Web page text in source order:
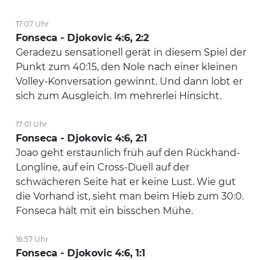
17:07 Uhr
Fonseca - Djokovic 4:6, 2:2
Geradezu sensationell gerät in diesem Spiel der
Punkt zum 40:15, den Nole nach einer kleinen
Volley-Konversation gewinnt. Und dann lobt er
sich zum Ausgleich. Im mehrerlei Hinsicht.
17:01 Uhr
Fonseca - Djokovic 4:6, 2:1
Joao geht erstaunlich früh auf den Rückhand-
Longline, auf ein Cross-Duell auf der
schwächeren Seite hat er keine Lust. Wie gut
die Vorhand ist, sieht man beim Hieb zum 30:0.
Fonseca hält mit ein bisschen Mühe.
16:57 Uhr
Fonseca - Djokovic 4:6, 1:1